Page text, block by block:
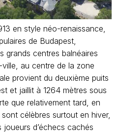
en style néo-renaissance,
de Budapest,
grands centres balnéaires
au centre de la zone
provient du deuxième puits
et jaillit à 1264 mètres sous
que relativement tard, en
célèbres surtout en hiver,
d’échecs cachés